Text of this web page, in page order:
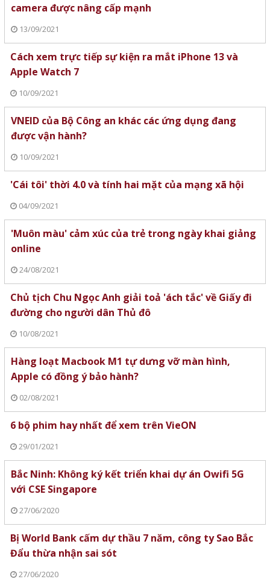
camera được nâng cấp mạnh
13/09/2021
Cách xem trực tiếp sự kiện ra mắt iPhone 13 và
Apple Watch 7
10/09/2021
VNEID của Bộ Công an khác các ứng dụng đang
được vận hành?
10/09/2021
'Cái tôi' thời 4.0 và tính hai mặt của mạng xã hội
04/09/2021
'Muôn màu' cảm xúc của trẻ trong ngày khai giảng
online
24/08/2021
Chủ tịch Chu Ngọc Anh giải toả 'ách tắc' về Giấy đi
đường cho người dân Thủ đô
10/08/2021
Hàng loạt Macbook M1 tự dưng vỡ màn hình,
Apple có đồng ý bảo hành?
02/08/2021
6 bộ phim hay nhất để xem trên VieON
29/01/2021
Bắc Ninh: Không ký kết triển khai dự án Owifi 5G
với CSE Singapore
27/06/2020
Bị World Bank cấm dự thầu 7 năm, công ty Sao Bắc
Đẩu thừa nhận sai sót
27/06/2020